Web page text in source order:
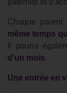
paternité et
Chaque
même temps
Il pourra
d’un mois.
Une entrée en